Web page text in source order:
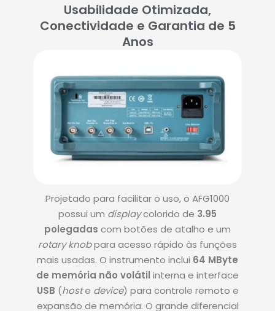
Usabilidade Otimizada,
Conectividade e Garantia de 5
Anos
Projetado para facilitar o uso, o AFG1000
possui um displaycolorido de 3.95
polegadas com botões de atalho e um
rotary knobpara acesso rápido às funções
mais usadas. O instrumento inclui 64 MByte
de memória não volátil interna e interface
USB (hoste device) para controle remoto e
expansão de memória. O grande diferencial